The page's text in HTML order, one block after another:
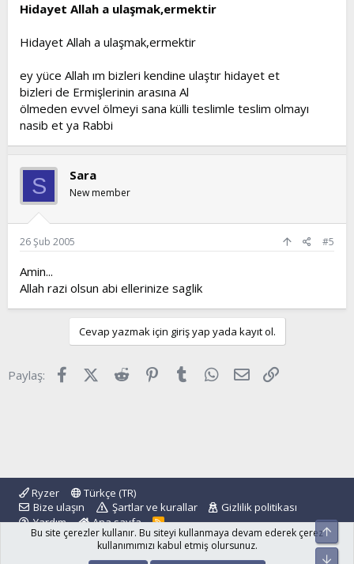
Hidayet Allah a ulaşmak,ermektir
Hidayet Allah a ulaşmak,ermektir
ey yüce Allah ım bizleri kendine ulaştır hidayet et
bizleri de Ermişlerinin arasına Al
ölmeden evvel ölmeyi sana külli teslimle teslim olmayı
nasib et ya Rabbi
S Sara
New member
26 Şub 2005 #5
Amin...
Allah razi olsun abi ellerinize saglik
Cevap yazmak için giriş yap yada kayıt ol.
Paylaş: FacebookX (Twitter)
Reddit Pinterest
Tumblr WhatsApp
E-posta
Ryzer
Türkçe (TR)
Bize ulaşın
Şartlar ve kurallar
Gizlilik politikası
Yardım
Ana sayfa
R
S
S
Community platform by XenForo ® © 2010-2024 XenForo Ltd.
Bu site çerezler kullanır. Bu siteyi kullanmaya devam ederek çerez
kullanımımızı kabul etmiş olursunuz.
Üst
Alt